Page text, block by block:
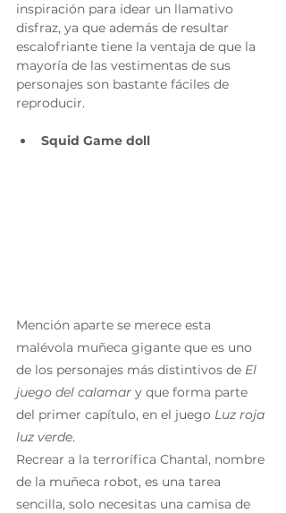
inspiración para idear un llamativo
disfraz, ya que además de resultar
escalofriante tiene la ventaja de que la
mayoría de las vestimentas de sus
personajes son bastante fáciles de
reproducir.
Squid Game doll
Mención aparte se merece esta
malévola muñeca gigante que es uno
de los personajes más distintivos de El
juego del calamar y que forma parte
del primer capítulo, en el juego Luz roja
luz verde.
Recrear a la terrorífica Chantal, nombre
de la muñeca robot, es una tarea
sencilla, solo necesitas una camisa de